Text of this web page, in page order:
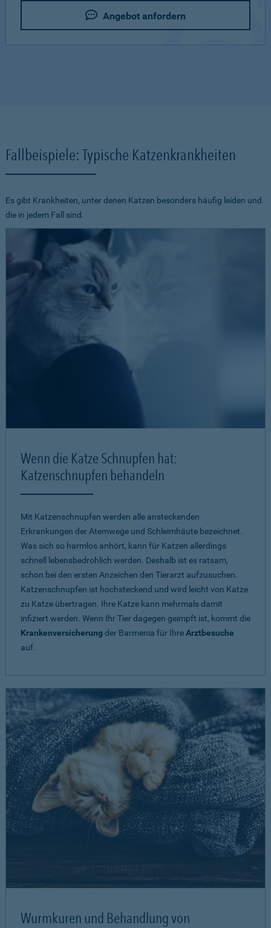
Angebot anfordern
Fallbeispiele: Typische Katzenkrankheiten
Es gibt Krankheiten, unter denen Katzen besonders häufig leiden und
die in jedem Fall sind.
Wenn die Katze Schnupfen hat:
Katzenschnupfen behandeln
Mit Katzenschnupfen werden alle ansteckenden
Erkrankungen der Atemwege und Schleimhäute bezeichnet.
Was sich so harmlos anhört, kann für Katzen allerdings
schnell lebensbedrohlich werden. Deshalb ist es ratsam,
schon bei den ersten Anzeichen den Tierarzt aufzusuchen.
Katzenschnupfen ist hochsteckend und wird leicht von Katze
zu Katze übertragen. Ihre Katze kann mehrmals damit
infiziert werden. Wenn Ihr Tier dagegen geimpft ist, kommt die
Krankenversicherung der Barmenia für IhreArztbesuche
auf.
Wurmkuren und Behandlung von